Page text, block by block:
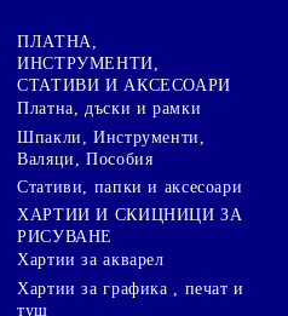
ПЛАТНА,
ИНСТРУМЕНТИ,
СТАТИВИ И АКСЕСОАРИ
Платна, дъски и рамки
Шпакли, Инструменти,
Валяци, Пособия
Стативи, папки и аксесоари
ХАРТИИ И СКИЦНИЦИ ЗА
РИСУВАНЕ
Хартии за акварел
Хартии за графика , печат и
туш